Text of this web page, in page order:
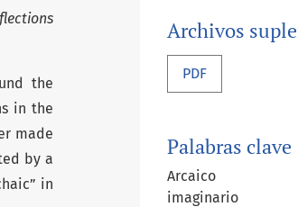
Archivos
PDF
Palabras clave
Arcaico
imaginario
the
in the
made
by a
in